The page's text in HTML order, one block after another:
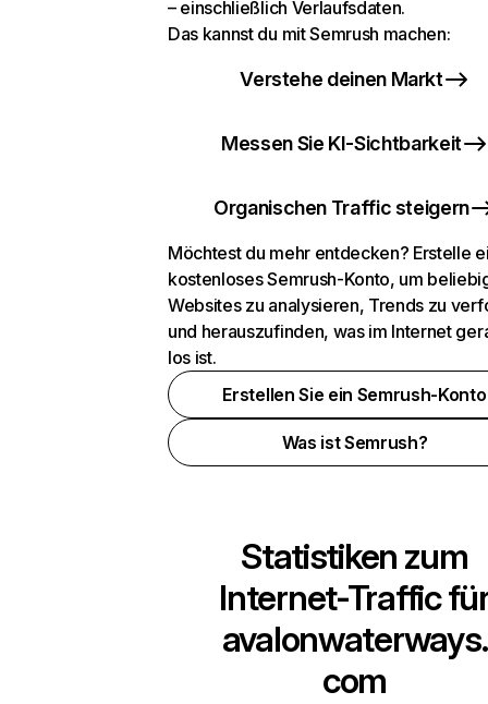
– einschließlich Verlaufsdaten.
Das kannst du mit Semrush machen:
Verstehe deinen Markt
Messen Sie KI-Sichtbarkeit
Organischen Traffic steigern
Möchtest du mehr entdecken? Erstelle
kostenloses Semrush-Konto, um
Websites zu analysieren, Trends zu
und herauszufinden, was im Internet
los ist.
Erstellen Sie ein Semrush-Konto
Was ist Semrush?
Statistiken zum
Internet-Traffic
avalonwaterways.
com